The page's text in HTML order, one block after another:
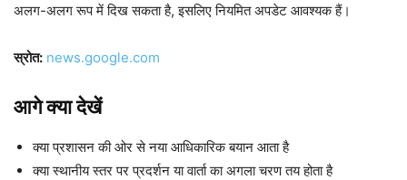
अलग-अलग रूप में दिख सकता है, इसलिए नियमित अपडेट आवश्यक हैं।
स्रोत: news.google.com
आगे क्या देखें
क्या प्रशासन की ओर से नया आधिकारिक बयान आता है
क्या स्थानीय स्तर पर प्रदर्शन या वार्ता का अगला चरण तय होता है